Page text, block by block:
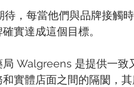
待，每當他們與品牌接觸
實達成這個目標。
局 Walgreens 是提供一
實體店面之間的隔閡，